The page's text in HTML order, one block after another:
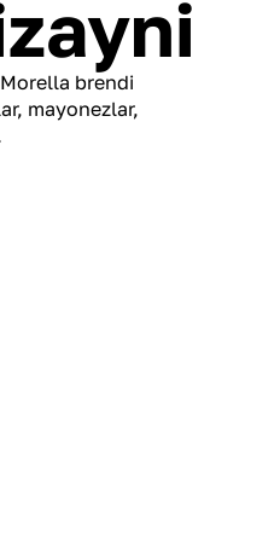
brendi
mayonezlar,